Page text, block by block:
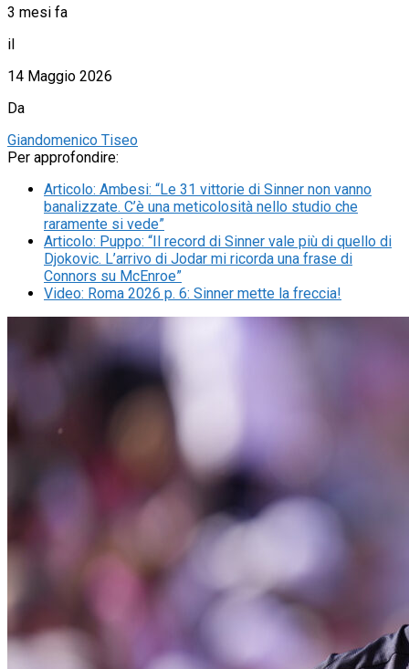
3 mesi fa
il
14 Maggio 2026
Da
Giandomenico Tiseo
Per approfondire:
Articolo: Ambesi: “Le 31 vittorie di Sinner non vanno
banalizzate. C’è una meticolosità nello studio che
raramente si vede”
Articolo: Puppo: “Il record di Sinner vale più di quello di
Djokovic. L’arrivo di Jodar mi ricorda una frase di
Connors su McEnroe”
Video: Roma 2026 p. 6: Sinner mette la freccia!